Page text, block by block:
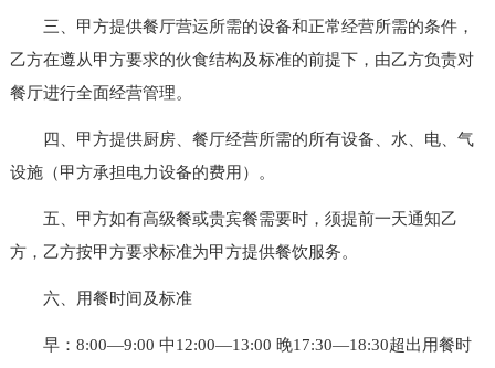
三、甲方提供餐厅营运所需的设备和正常经营所需的条件，
乙方在遵从甲方要求的伙食结构及标准的前提下，由乙方负责对
餐厅进行全面经营管理。
四、甲方提供厨房、餐厅经营所需的所有设备、水、电、气
设施（甲方承担电力设备的费用）。
五、甲方如有高级餐或贵宾餐需要时，须提前一天通知乙
方，乙方按甲方要求标准为甲方提供餐饮服务。
六、用餐时间及标准
早：8:00—9:00 中12:00—13:00 晚17:30—18:30超出用餐时